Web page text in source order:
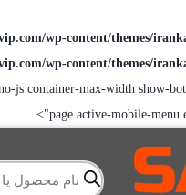
wp-content/themes/
wp-content/themes/
js container-max-width show-
page active-mobile-menu